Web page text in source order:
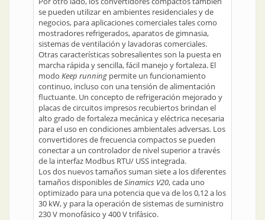
se pueden utilizar en ambientes residenciales y de
negocios, para aplicaciones comerciales tales como
mostradores refrigerados, aparatos de gimnasia,
sistemas de ventilación y lavadoras comerciales.
Otras características sobresalientes son la puesta en
marcha rápida y sencilla, fácil manejo y fortaleza. El
modo Keep running permite un funcionamiento
continuo, incluso con una tensión de alimentación
fluctuante. Un concepto de refrigeración mejorado y
placas de circuitos impresos recubiertos brindan el
alto grado de fortaleza mecánica y eléctrica necesaria
para el uso en condiciones ambientales adversas. Los
convertidores de frecuencia compactos se pueden
conectar a un controlador de nivel superior a través
de la interfaz Modbus RTU/ USS integrada.
Los dos nuevos tamaños suman siete a los diferentes
tamaños disponibles deSinamics V20, cada uno
optimizado para una potencia que va de los 0,12 a los
30 kW, y para la operación de sistemas de suministro
230 V monofásico y 400 V trifásico.